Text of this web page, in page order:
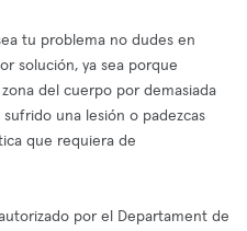
tu problema no dudes en
solución, ya sea porque
del cuerpo por demasiada
una lesión o padezcas
que requiera de
por el Departament de